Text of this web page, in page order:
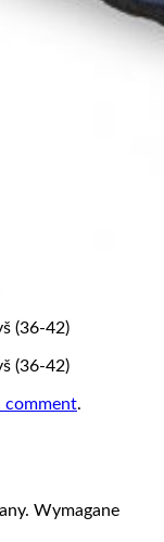
(36-42)
(36-42)
comment.
Wymagane